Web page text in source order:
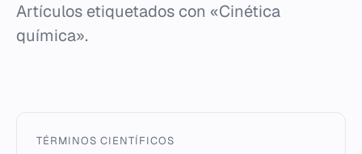
Artículos etiquetados con «Cinética
química».
TÉRMINOS CIENTÍFICOS